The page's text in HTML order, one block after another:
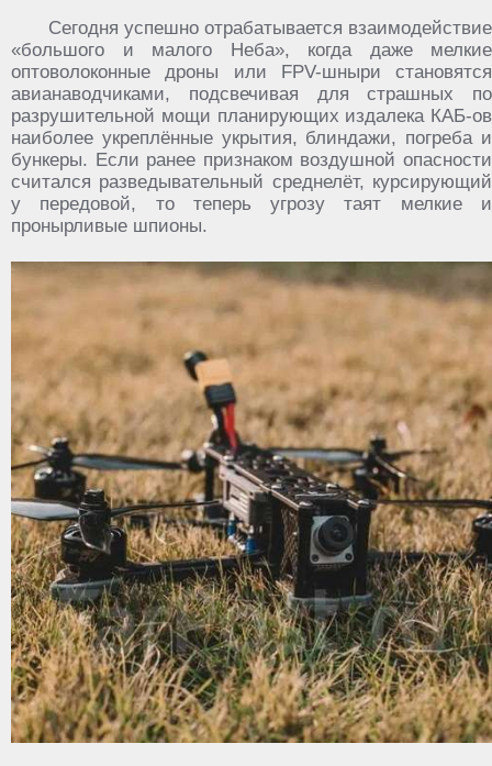
Сегодня успешно отрабатывается взаимодействие
«большого и малого Неба», когда даже мелкие
оптоволоконные дроны или FPV-шныри становятся
авианаводчиками, подсвечивая для страшных по
разрушительной мощи планирующих издалека КАБ-ов
наиболее укреплённые укрытия, блиндажи, погреба и
бункеры. Если ранее признаком воздушной опасности
считался разведывательный среднелёт, курсирующий
у передовой, то теперь угрозу таят мелкие и
пронырливые шпионы.